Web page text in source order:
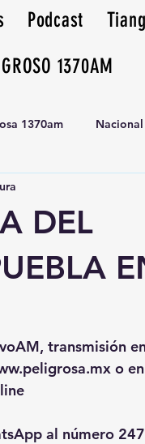
Podcast
1370AM
1370am
DEL
, transmisión
o
al número